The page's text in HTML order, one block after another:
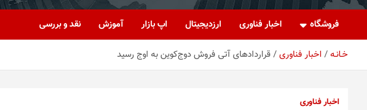
فروشگاه اخبار فناوری ارزدیجیتال اپ بازار آموزش نقد و بررسی
خـانـه اخبار فناوری قراردادهای آتی فروش دوج‌کوین به اوج رسید
اخبار فناوری